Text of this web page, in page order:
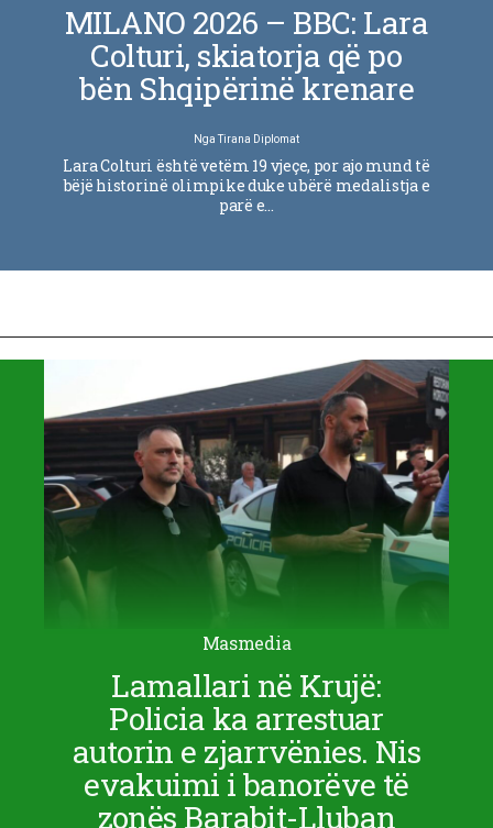
MILANO 2026 – BBC: Lara
Colturi, skiatorja që po
bën Shqipërinë krenare
NgaTirana Diplomat
Lara Colturi është vetëm 19 vjeçe, por ajo mund të
bëjë historinë olimpike duke u bërë medalistja e
parë e…
Masmedia
Lamallari në Krujë:
Policia ka arrestuar
autorin e zjarrvënies. Nis
evakuimi i banorëve të
zonës Barabit-Lluban